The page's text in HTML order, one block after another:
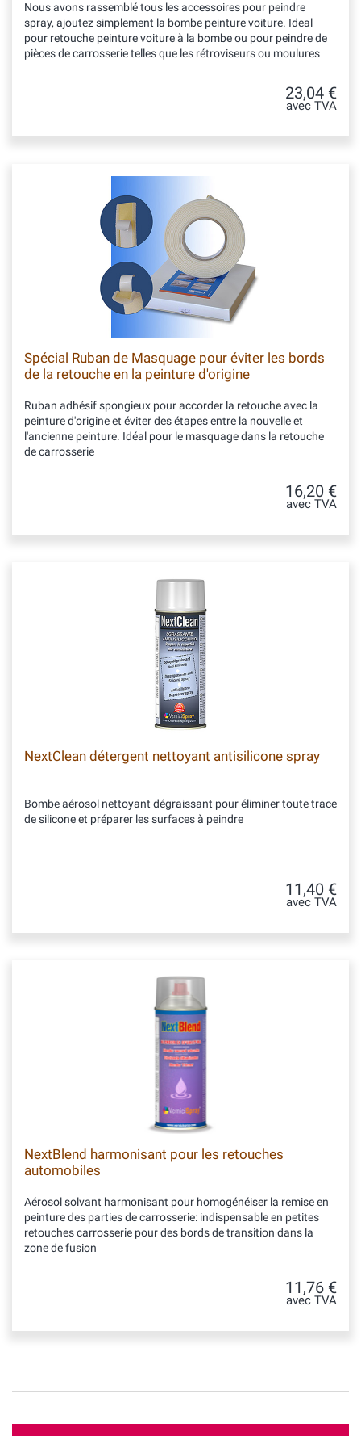
Nous avons rassemblé tous les accessoires pour peindre
spray, ajoutez simplement la bombe peinture voiture. Ideal
pour retouche peinture voiture à la bombe ou pour peindre de
pièces de carrosserie telles que les rétroviseurs ou moulures
23,04 €
avec TVA
Spécial Ruban de Masquage pour éviter les bords
de la retouche en la peinture d'origine
Ruban adhésif spongieux pour accorder la retouche avec la
peinture d'origine et éviter des étapes entre la nouvelle et
l'ancienne peinture. Idéal pour le masquage dans la retouche
de carrosserie
16,20 €
avec TVA
NextClean détergent nettoyant antisilicone spray
Bombe aérosol nettoyant dégraissant pour éliminer toute trace
de silicone et préparer les surfaces à peindre
11,40 €
avec TVA
NextBlend harmonisant pour les retouches
automobiles
Aérosol solvant harmonisant pour homogénéiser la remise en
peinture des parties de carrosserie: indispensable en petites
retouches carrosserie pour des bords de transition dans la
zone de fusion
11,76 €
avec TVA